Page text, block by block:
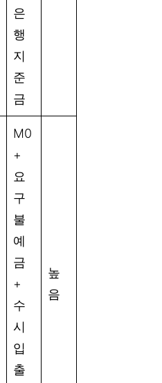
은
행
지
준
금
M0
+
요
구
불
예
금
+
수
시
입
출
높
음